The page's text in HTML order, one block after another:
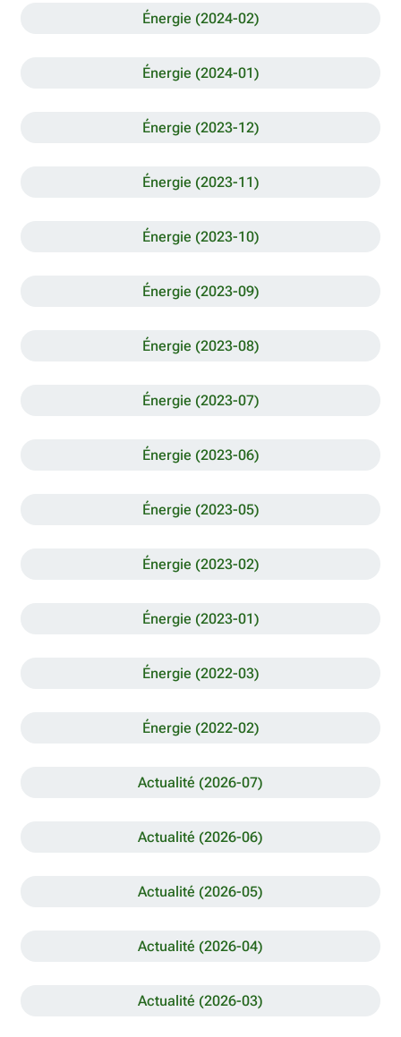
Énergie (2024-02)
Énergie (2024-01)
Énergie (2023-12)
Énergie (2023-11)
Énergie (2023-10)
Énergie (2023-09)
Énergie (2023-08)
Énergie (2023-07)
Énergie (2023-06)
Énergie (2023-05)
Énergie (2023-02)
Énergie (2023-01)
Énergie (2022-03)
Énergie (2022-02)
Actualité (2026-07)
Actualité (2026-06)
Actualité (2026-05)
Actualité (2026-04)
Actualité (2026-03)